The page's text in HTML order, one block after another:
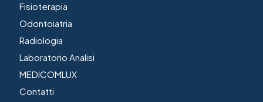
Fisioterapia
Odontoiatria
Radiologia
Laboratorio Analisi
MEDICOMLUX
Contatti